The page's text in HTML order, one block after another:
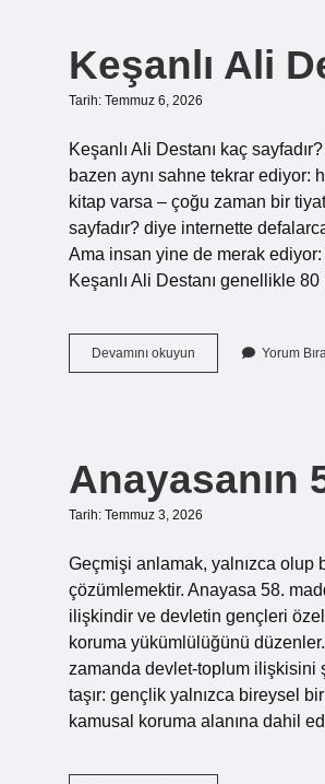
Keşanlı Ali
Tarih: Temmuz 6, 2026
Keşanlı Ali Destanı kaç
bazen aynı sahne tekrar ediyor:
kitap varsa – çoğu zaman bir
sayfadır? diye internette
Ama insan yine de merak ediyor:
Keşanlı Ali Destanı genellikle
Devamını okuyun
Ali
Yorum
Anayasanın
Tarih: Temmuz 3, 2026
Geçmişi anlamak, yalnızca olup
çözümlemektir. Anayasa 58.
ilişkindir ve devletin gençleri
koruma yükümlülüğünü
zamanda devlet-toplum ilişkisini
taşır: gençlik yalnızca bireysel
kamusal koruma alanına dahil